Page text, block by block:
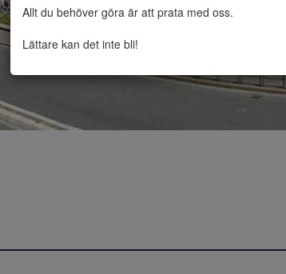
Allt du behöver göra är att prata med oss.
Lättare kan det inte bli!